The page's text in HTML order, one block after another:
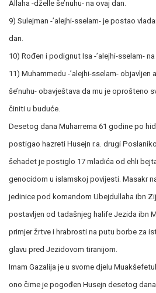
Allaha -dželle še’nuhu- na ovaj dan.
9) Sulejman -’alejhi-sselam- je postao
dan.
10) Rođen i podignut Isa -’alejhi-sselam- na
11) Muhammedu -’alejhi-sselam- objavljen
še’nuhu- obavještava da mu je oprošteno
činiti u buduće.
Desetog dana Muharrema 61 godine po
postigao hazreti Husejn r.a. drugi
šehadet je postiglo 17 mladića od ehli
genocidom u islamskoj povijesti. Masakr
jedinice pod komandom Ubejdullaha ibn
postavljen od tadašnjeg halife Jezida ibn
primjer žrtve i hrabrosti na putu borbe za
glavu pred Jezidovom tiranijom.
Imam Gazalija je u svome djelu
ono čime je pogođen Husejn desetog